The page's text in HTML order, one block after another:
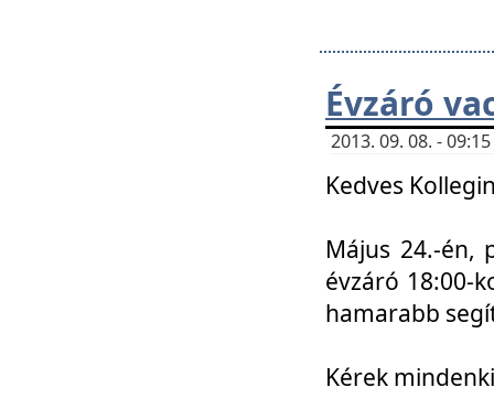
Évzáró
2013. 09. 08. -
Kedves
Május 24.-én,
évzáró 18:00-
hamarabb
Kérek